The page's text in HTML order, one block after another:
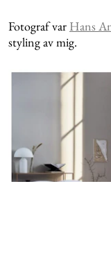
Fotograf var Hans
styling av mig.